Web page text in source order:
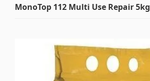
MonoTop 112 Multi Use Repair 5kg